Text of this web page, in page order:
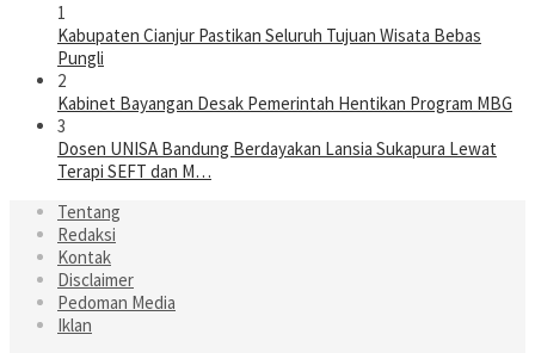
1
Kabupaten Cianjur Pastikan Seluruh Tujuan Wisata Bebas
Pungli
2
Kabinet Bayangan Desak Pemerintah Hentikan Program MBG
3
Dosen UNISA Bandung Berdayakan Lansia Sukapura Lewat
Terapi SEFT dan M…
Tentang
Redaksi
Kontak
Disclaimer
Pedoman Media
Iklan